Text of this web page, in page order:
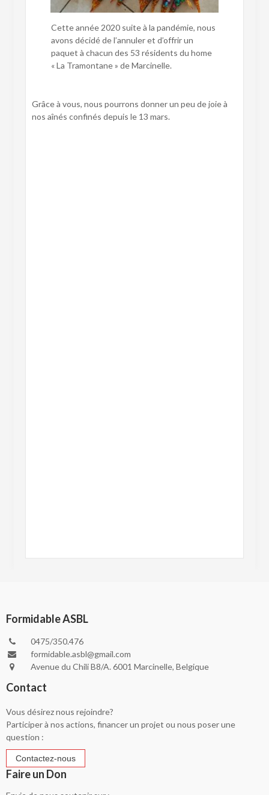
Cette année 2020 suite à la pandémie, nous
avons décidé de l’annuler et d’offrir un
paquet à chacun des 53 résidents du home
« La Tramontane » de Marcinelle.
Grâce à vous, nous pourrons donner un peu de joie à
nos aînés confinés depuis le 13 mars.
Formidable ASBL
0475/350.476
formidable.asbl@gmail.com
Avenue du Chili B8/A. 6001 Marcinelle, Belgique
Contact
Vous désirez nous rejoindre?
Participer à nos actions, financer un projet ou nous poser une
question :
Faire un Don